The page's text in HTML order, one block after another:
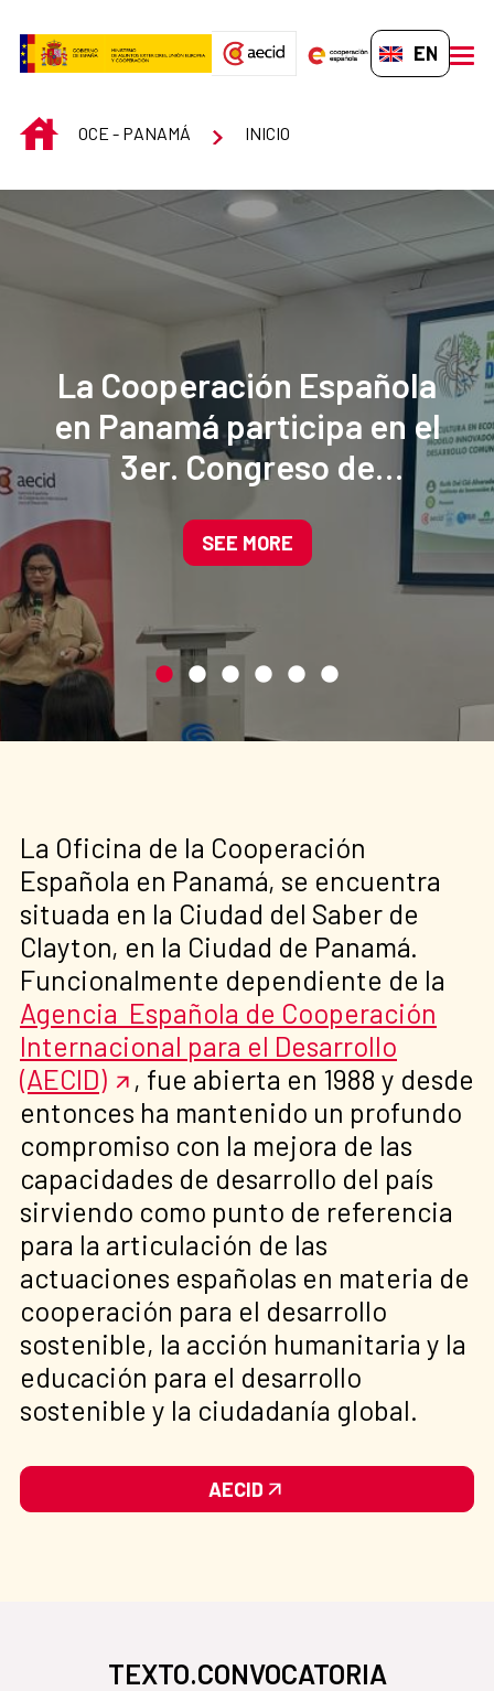
EN-GB
INICIOOCE - PANAMÁ INICIO
La Cooperación Española
en Panamá participa en el
3er. Congreso de
Manglares de América
impulsando soluciones
basadas en la naturaleza
SEE MORE
La Oficina de la Cooperación
Española en Panamá, se encuentra
situada en la Ciudad del Saber de
Clayton, en la Ciudad de Panamá.
Funcionalmente dependiente de la
Agencia Española de Cooperación
Internacional para el Desarrollo
(AECID)
, fue abierta en 1988 y desde
entonces ha mantenido un profundo
compromiso con la mejora de las
capacidades de desarrollo del país
sirviendo como punto de referencia
para la articulación de las
actuaciones españolas en materia de
cooperación para el desarrollo
sostenible, la acción humanitaria y la
educación para el desarrollo
sostenible y la ciudadanía global.
AECID
TEXTO.CONVOCATORIA